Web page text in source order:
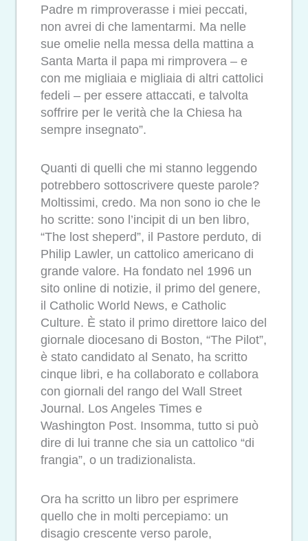
Padre m rimproverasse i miei peccati,
non avrei di che lamentarmi. Ma nelle
sue omelie nella messa della mattina a
Santa Marta il papa mi rimprovera – e
con me migliaia e migliaia di altri cattolici
fedeli – per essere attaccati, e talvolta
soffrire per le verità che la Chiesa ha
sempre insegnato”.
Quanti di quelli che mi stanno leggendo
potrebbero sottoscrivere queste parole?
Moltissimi, credo. Ma non sono io che le
ho scritte: sono l’incipit di un ben libro,
“The lost sheperd”, il Pastore perduto, di
Philip Lawler, un cattolico americano di
grande valore. Ha fondato nel 1996 un
sito online di notizie, il primo del genere,
il Catholic World News, e Catholic
Culture. È stato il primo direttore laico del
giornale diocesano di Boston, “The Pilot”,
è stato candidato al Senato, ha scritto
cinque libri, e ha collaborato e collabora
con giornali del rango del Wall Street
Journal. Los Angeles Times e
Washington Post. Insomma, tutto si può
dire di lui tranne che sia un cattolico “di
frangia”, o un tradizionalista.
Ora ha scritto un libro per esprimere
quello che in molti percepiamo: un
disagio crescente verso parole,